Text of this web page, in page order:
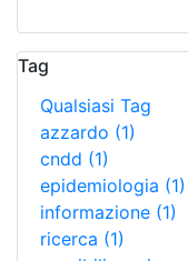
Tag
Qualsiasi Tag
azzardo (1)
cndd (1)
epidemiologia (1)
informazione (1)
ricerca (1)